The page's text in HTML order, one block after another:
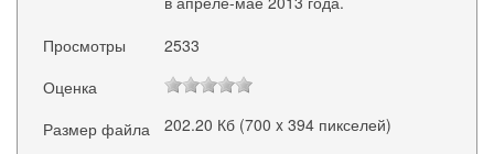
Просмотры
2533
Оценка
Размер файла
202.20 Кб (700 x 394 пикселей)